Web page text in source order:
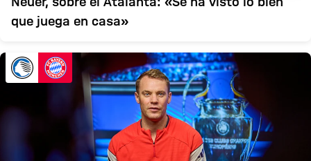
que juega en casa»